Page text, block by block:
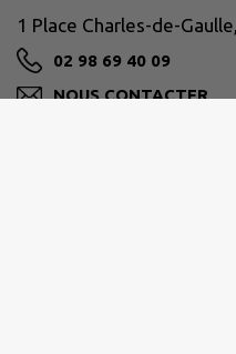
1 Place Charles-de-
02 98 69 40 09
NOUS CONTACTER